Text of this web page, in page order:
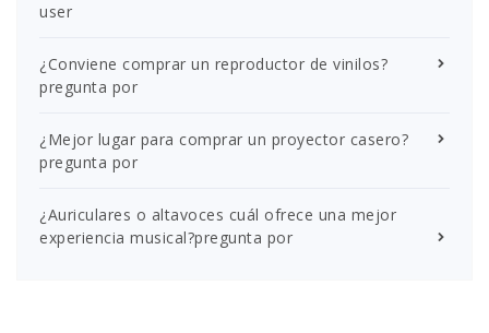
user
¿Conviene comprar un reproductor de vinilos?
pregunta por
¿Mejor lugar para comprar un proyector casero?
pregunta por
¿Auriculares o altavoces cuál ofrece una mejor
experiencia musical?pregunta por